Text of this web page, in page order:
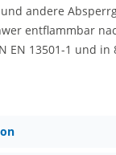
andere
entflammbar
EN 13501-1 und in